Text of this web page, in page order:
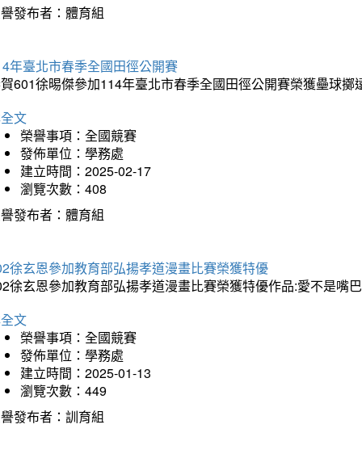
發布者：體育組
年臺北市春季全國田徑公開賽
601徐晹傑參加114年臺北市春季全國田徑公開賽榮獲壘球擲
文
榮譽事項：全國競賽
發佈單位：學務處
建立時間：2025-02-17
瀏覽次數：408
發布者：體育組
徐玄恩參加教育部弘揚孝道漫畫比賽榮獲特優
徐玄恩參加教育部弘揚孝道漫畫比賽榮獲特優作品:愛不是嘴
文
榮譽事項：全國競賽
發佈單位：學務處
建立時間：2025-01-13
瀏覽次數：449
發布者：訓育組